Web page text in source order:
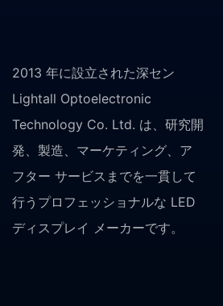
2013 年に設立された深セン
Lightall Optoelectronic
Technology Co. Ltd. は、研究開
発、製造、マーケティング、ア
フター サービスまでを一貫して
行うプロフェッショナルな LED
ディスプレイ メーカーです。